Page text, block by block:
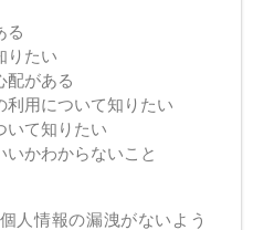
る
りたい
配がある
利用について知りたい
いて知りたい
いかわからないこと
人情報の漏洩がないよう